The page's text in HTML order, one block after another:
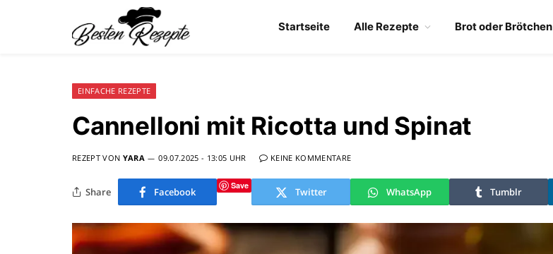
Startseite Alle Rezepte Brot oder Brötchen
EINFACHE REZEPTE
Cannelloni mit Ricotta und Spinat
REZEPT VON YARA 09.07.2025 - 13:05 UHR KEINE KOMMENTARE
Share Facebook Save Twitter WhatsApp Tumblr